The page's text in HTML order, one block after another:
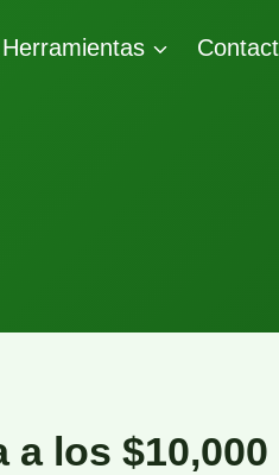
Herramientas
los $10,000